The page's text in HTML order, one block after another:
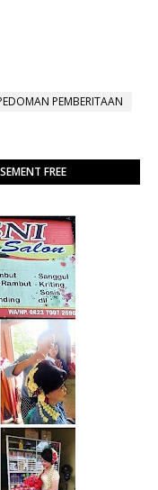
PEMBERITAAN
FREE